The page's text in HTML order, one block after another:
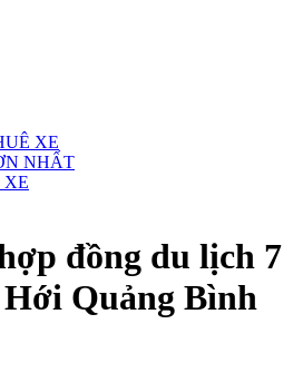
XE
NHẤT
XE
đồng du lịch 7
Quảng Bình